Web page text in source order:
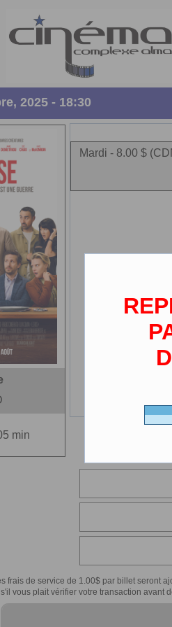
2025 - 18:30
min
Mardi - 8.00 $
frais de service de 1.00$ par billet seront
vous plait vérifier votre transaction avant